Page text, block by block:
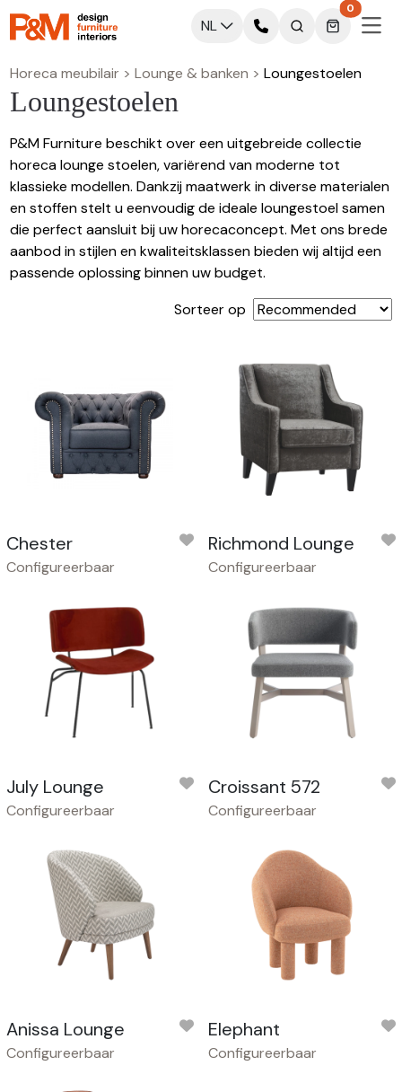
NL
0
Horeca meubilair > Lounge & banken > Lounge­stoelen
Lounge­stoelen
P&M Furniture beschikt over een uitgebreide collectie
horeca lounge stoelen, variërend van moderne tot
klassieke modellen. Dankzij maatwerk in diverse materialen
en stoffen stelt u eenvoudig de ideale loungestoel samen
die perfect aansluit bij uw horecaconcept. Met ons brede
aanbod in stijlen en kwaliteitsklassen bieden wij altijd een
passende oplossing binnen uw budget.
Sorteer op
Chester
Configureerbaar
Richmond Lounge
Configureerbaar
July Lounge
Configureerbaar
Croissant 572
Configureerbaar
Anissa Lounge
Configureerbaar
Elephant
Configureerbaar